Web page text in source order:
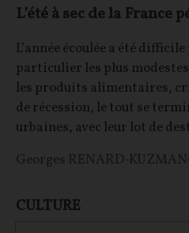
L’été à sec de la France
L’année écoulée a été
particulier les plus
les produits alimentaires,
de récession, le tout se
urbaines, avec leur lot de
CULTURE